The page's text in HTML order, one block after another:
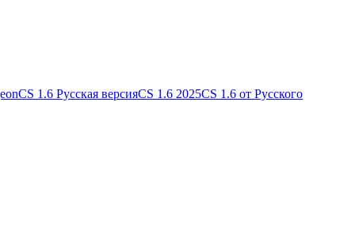
CS 1.6 Русская версияCS 1.6 2025CS 1.6 от Русского